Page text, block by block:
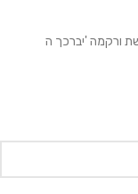
ורקמה 'יברכך ה